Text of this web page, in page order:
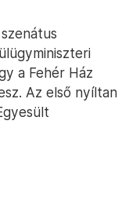
keménykezű
ismertGrennel –
kell a
mellett,
lezárásához